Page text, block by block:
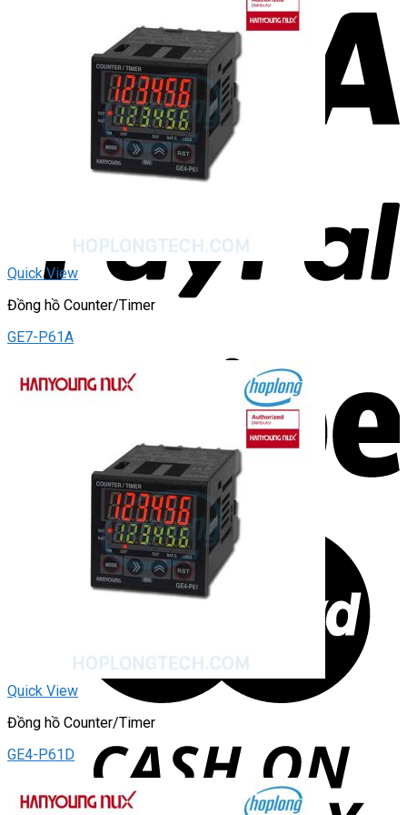
Quick View
Đồng hồ Counter/Timer
GE7-P61A
Quick View
Đồng hồ Counter/Timer
GE4-P61D